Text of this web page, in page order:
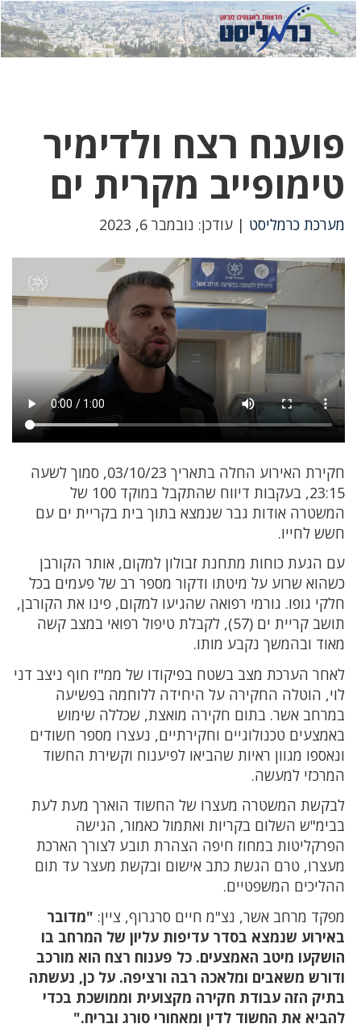
לחץ
כאן
לחץ
כדי
פוענח רצח ולדימיר
טימופייב מקרית ים
מערכת כרמליסט | עודכן: נובמבר 6, 2023
חקירת האירוע החלה בתאריך 03/10/23, סמוך לשעה
23:15, בעקבות דיווח שהתקבל במוקד 100 של
המשטרה אודות גבר שנמצא בתוך בית בקריית ים עם
חשש לחייו.
עם הגעת כוחות מתחנת זבולון למקום, אותר הקורבן
כשהוא שרוע על מיטתו ודקור מספר רב של פעמים בכל
חלקי גופו. גורמי רפואה שהגיעו למקום, פינו את הקורבן,
תושב קריית ים (57), לקבלת טיפול רפואי במצב קשה
מאוד ובהמשך נקבע מותו.
לאחר הערכת מצב בשטח בפיקודו של ממ"ז חוף ניצב דני
לוי, הוטלה החקירה על היחידה ללוחמה בפשיעה
במרחב אשר. בתום חקירה מואצת, שכללה שימוש
באמצעים טכנולוגיים וחקירתיים, נעצרו מספר חשודים
ונאספו מגוון ראיות שהביאו לפיענוח וקשירת החשוד
המרכזי למעשה.
לבקשת המשטרה מעצרו של החשוד הוארך מעת לעת
בבימ"ש השלום בקריות ואתמול כאמור, הגישה
הפרקליטות במחוז חיפה הצהרת תובע לצורך הארכת
מעצרו, טרם הגשת כתב אישום ובקשת מעצר עד תום
ההליכים המשפטיים.
מפקד מרחב אשר, נצ"מ חיים סרגרוף, ציין: "מדובר
באירוע שנמצא בסדר עדיפות עליון של המרחב בו
הושקעו מיטב האמצעים. כל פענוח רצח הוא מורכב
ודורש משאבים ומלאכה רבה ורציפה. על כן, נעשתה
בתיק הזה עבודת חקירה מקצועית וממושכת בכדי
להביא את החשוד לדין ומאחורי סורג ובריח."